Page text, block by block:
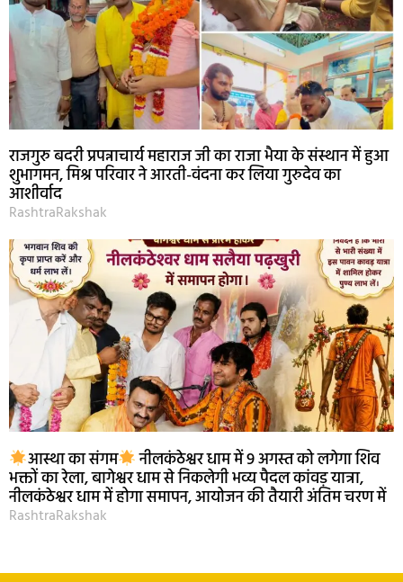
राजगुरु बदरी प्रपन्नाचार्य महाराज जी का राजा भैया के संस्थान में हुआ
शुभागमन, मिश्र परिवार ने आरती-वंदना कर लिया गुरुदेव का
आशीर्वाद
RashtraRakshak
आस्था का संगम नीलकंठेश्वर धाम में 9 अगस्त को लगेगा शिव
भक्तों का रेला, बागेश्वर धाम से निकलेगी भव्य पैदल कांवड़ यात्रा,
नीलकंठेश्वर धाम में होगा समापन, आयोजन की तैयारी अंतिम चरण में
RashtraRakshak